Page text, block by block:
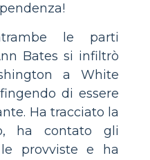
le parti
Bates si infiltrò
a White
di essere
Ha tracciato la
ha contato gli
provviste e ha